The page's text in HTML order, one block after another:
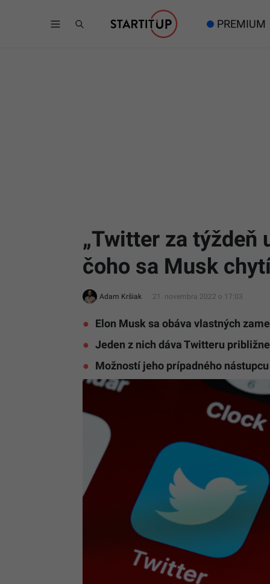
PREMIUM
„Twitter za týždeň
čoho sa Musk
Adam Kršiak 21. novembra 2022 o 17:03
Elon Musk sa obáva vlastných
Jeden z nich dáva Twitteru
Možností jeho prípadného